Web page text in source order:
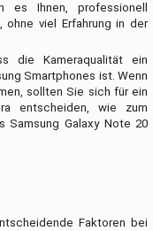
es Ihnen, professionell
viel Erfahrung in der
die Kameraqualität ein
Smartphones ist. Wenn
sollten Sie sich für ein
entscheiden, wie zum
Samsung Galaxy Note 20
Faktoren bei